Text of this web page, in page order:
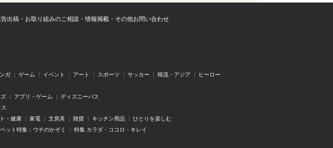
告出稿・お取り組みのご相談・情報掲載・その他お問い合わせ
ガ ゲーム イベント アート スポーツ サッカー 韓流・アジア ヒーロー
アプリ・ゲーム ディズニーパス
・健康 家電 文房具 雑貨 キッチン用品 ひとりを楽しむ
ペット特集：ウチのかぞく 特集 カラダ・ココロ・キレイ